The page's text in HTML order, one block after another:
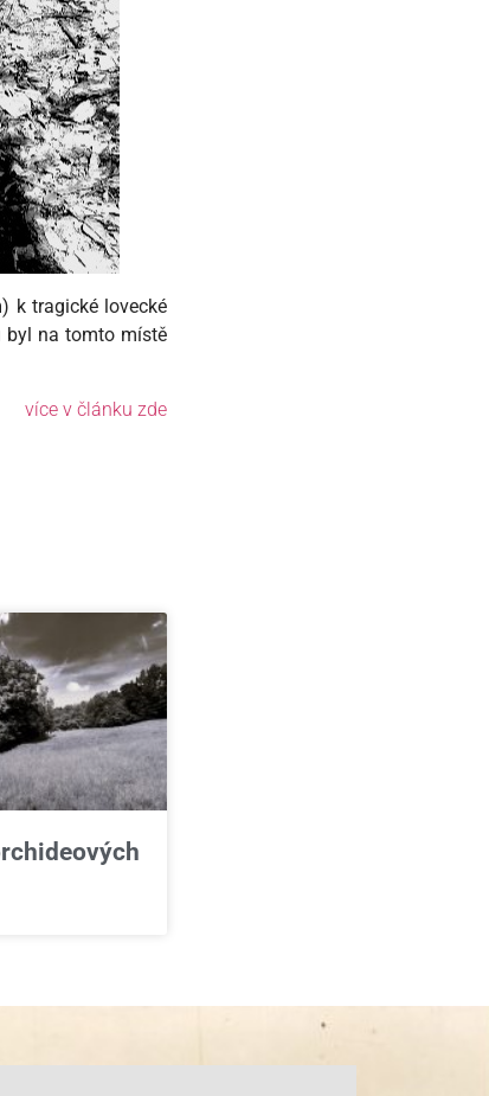
) k tragické lovecké
byl na tomto místě
více v článku zde